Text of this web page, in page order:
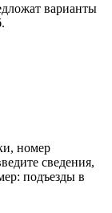
варианты
номер
сведения,
подъезды в